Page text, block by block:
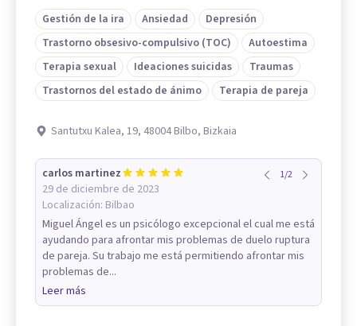
Gestión de la ira Ansiedad
Depresión
Trastorno obsesivo-compulsivo (TOC)
Autoestima
Terapia sexual
Ideaciones suicidas
Traumas
Trastornos del estado de ánimo
Terapia de pareja
Santutxu Kalea, 19, 48004 Bilbo, Bizkaia
carlos martinez
29 de diciembre de 2023
Localización: Bilbao
1/2
Miguel Ángel es un psicólogo excepcional el cual me está
ayudando para afrontar mis problemas de duelo ruptura
de pareja. Su trabajo me está permitiendo afrontar mis
problemas de...
Leer más